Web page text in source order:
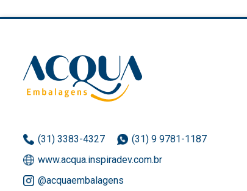
(31) 3383-4327
(31) 9 9781-1187
www.acqua.inspiradev.com.br
@acquaembalagens